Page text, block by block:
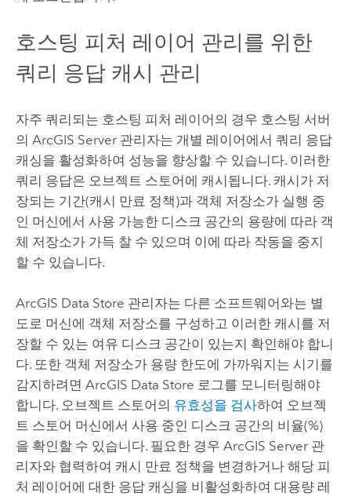
호스팅 피처 레이어 관리를 위한
쿼리 응답 캐시 관리
자주 쿼리되는 호스팅 피처 레이어의 경우 호스팅 서버
의 ArcGIS Server관리자는 개별 레이어에서 쿼리 응답
캐싱을 활성화하여 성능을 향상할 수 있습니다. 이러한
쿼리 응답은 오브젝트 스토어에 캐시됩니다. 캐시가 저
장되는 기간(캐시 만료 정책)과 객체 저장소가 실행 중
인 머신에서 사용 가능한 디스크 공간의 용량에 따라 객
체 저장소가 가득 찰 수 있으며 이에 따라 작동을 중지
할 수 있습니다.
ArcGIS Data Store 관리자는 다른 소프트웨어와는 별
도로 머신에 객체 저장소를 구성하고 이러한 캐시를 저
장할 수 있는 여유 디스크 공간이 있는지 확인해야 합니
다. 또한 객체 저장소가 용량 한도에 가까워지는 시기를
감지하려면 ArcGIS Data Store 로그를 모니터링해야
합니다. 오브젝트 스토어의 유효성을 검사하여 오브젝
트 스토어 머신에서 사용 중인 디스크 공간의 비율(%)
을 확인할 수 있습니다. 필요한 경우 ArcGIS Server관
리자와 협력하여 캐시 만료 정책을 변경하거나 해당 피
처 레이어에 대한 응답 캐싱을 비활성화하여 대용량 레